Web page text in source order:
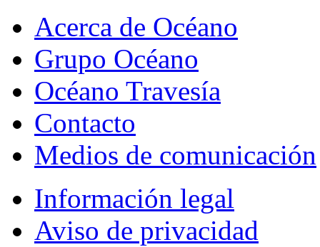
Acerca de Océano
Grupo Océano
Océano Travesía
Contacto
Medios de comunicación
Información legal
Aviso de privacidad